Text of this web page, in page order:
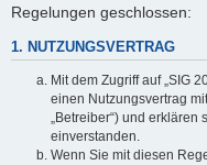
Regelungen geschlossen:
1. NUTZUNGSVERTRAG
Mit dem Zugriff auf „SIG
einen Nutzungsvertrag
„Betreiber“) und
einverstanden.
Wenn Sie mit diesen